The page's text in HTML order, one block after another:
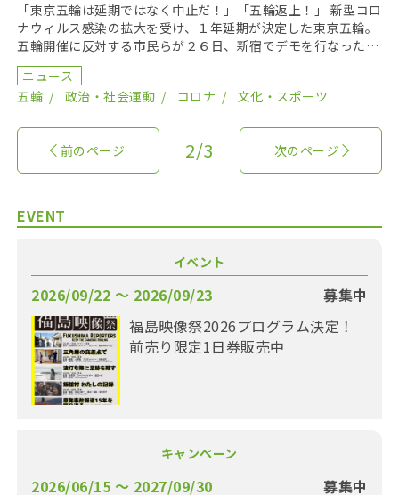
「東京五輪は延期ではなく中止だ！」「五輪返上！」 新型コロ
ナウィルス感染の拡大を受け、１年延期が決定した東京五輪。
五輪開催に反対する市民らが２６日、新宿でデモを行なった。
呼びかけたのは、五輪招致時から反対していた市民グ […]
ニュース
五輪
政治・社会運動 コロナ 文化・スポーツ
前のページ 2/3 次のページ
EVENT
イベント
2026/09/22 〜 2026/09/23
募集中
福島映像祭2026プログラム決定！
前売り限定1日券販売中
キャンペーン
2026/06/15 〜 2027/09/30
募集中